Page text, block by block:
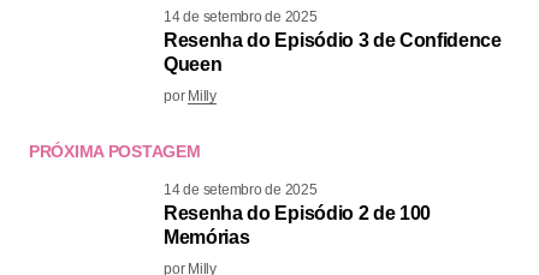
14 de setembro de 2025
Resenha do Episódio 3 de Confidence
Queen
por Milly
PRÓXIMA POSTAGEM
14 de setembro de 2025
Resenha do Episódio 2 de 100
Memórias
por Milly